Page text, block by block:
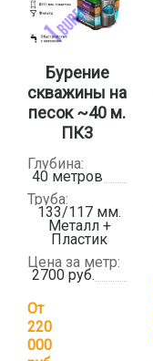
Бурение
скважины на
песок ~40 м.
ПК3
Глубина:
40 метров
Труба:
133/117 мм.
Металл +
Пластик
Цена за метр:
2700 руб.
От
220
000